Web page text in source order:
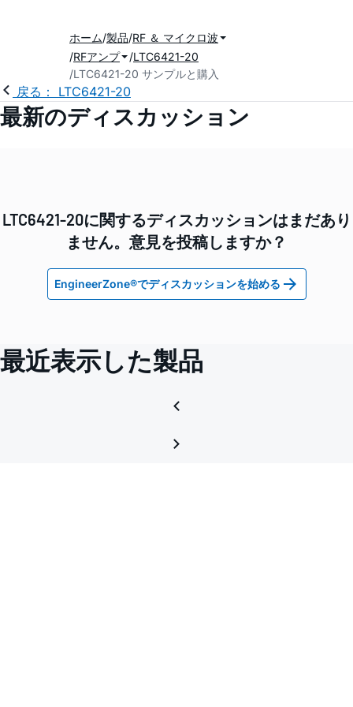
ホーム 製品 RF ＆ マイクロ波
RFアンプ
LTC6421-20
LTC6421-20 サンプルと購入
戻る： LTC6421-20
最新のディスカッション
LTC6421-20に関するディスカッションはまだあり
ません。意見を投稿しますか？
EngineerZone®でディスカッションを始める
最近表示した製品